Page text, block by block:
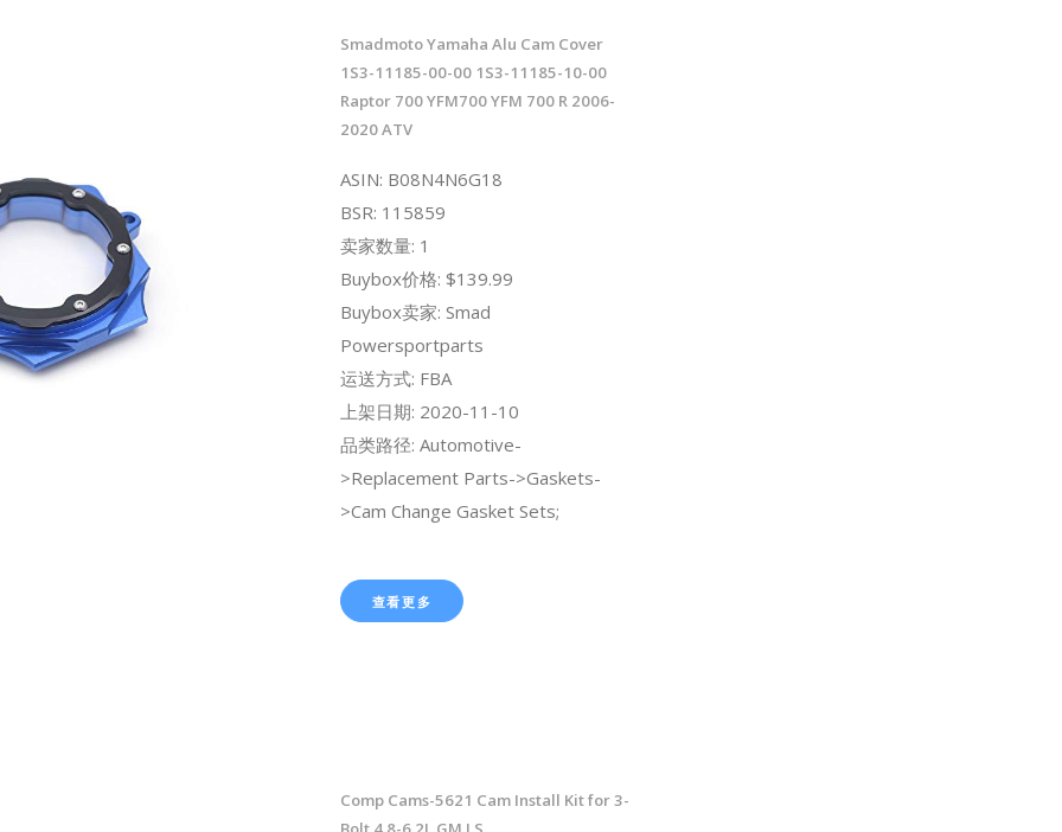
Smadmoto Yamaha Alu Cam Cover
1S3-11185-00-00 1S3-11185-10-00
Raptor 700 YFM700 YFM 700 R 2006-
2020 ATV
ASIN: B08N4N6G18
BSR: 115859
卖家数量: 1
Buybox价格: $139.99
Buybox卖家: Smad
Powersportparts
运送方式: FBA
上架日期: 2020-11-10
品类路径: Automotive-
>Replacement Parts->Gaskets-
>Cam Change Gasket Sets;
查看更多
Comp Cams-5621 Cam Install Kit for 3-